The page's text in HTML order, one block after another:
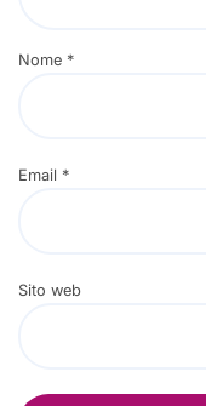
Nome *
Email *
Sito web